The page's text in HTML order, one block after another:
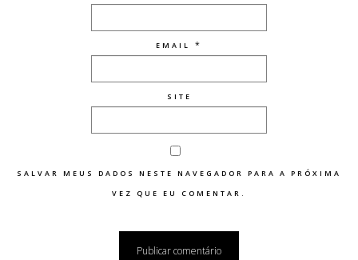
EMAIL *
SITE
SALVAR MEUS DADOS NESTE NAVEGADOR PARA A PRÓXIMA
VEZ QUE EU COMENTAR.